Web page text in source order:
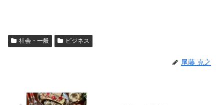
社会・一般 ビジネス
尾藤 克之